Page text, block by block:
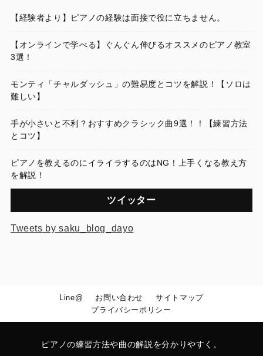
【経験者より】ピアノの経験は面接で役に立ちません。
【オンラインで学べる】ぐんぐん伸びるオススメのピアノ教室
3選！
モンティ「チャルダッシュ」の難易度とコツを解説！【ソロは
難しい】
手が小さいと不利？おすすめクラシック曲9選！！【練習方法
とコツ】
ピアノを教えるのにイライラするのはNG！上手くなる教え方
を解説！
ツイッター
Tweets by saku_blog_dayo
Line@ お問い合わせ
サイトマップ
プライバシーポリシー
ピアノの練習方法や曲の解説を分かりやすく。